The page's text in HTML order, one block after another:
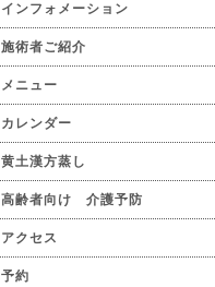
インフォメーション
施術者ご紹介
メニュー
カレンダー
黄土漢方蒸し
高齢者向け 介護予防
アクセス
予約